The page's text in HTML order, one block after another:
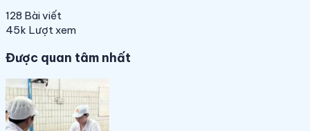
128 Bài viết
45k Lượt xem
Được quan tâm nhất